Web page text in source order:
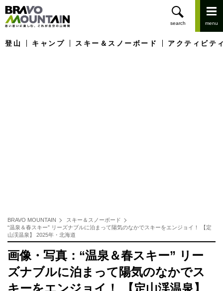
登山 キャンプ スキー＆スノーボード アクティビテ
BRAVO MOUNTAIN
スキー＆スノーボード
“温泉＆春スキー” リーズナブルに泊まって陽気のなかでスキーをエンジョイ！ 【定
山渓温泉】 2025年・北海道
画像・写真：“温泉＆春スキー” リー
ズナブルに泊まって陽気のなかでス
キーをエンジョイ！ 【定山渓温泉】